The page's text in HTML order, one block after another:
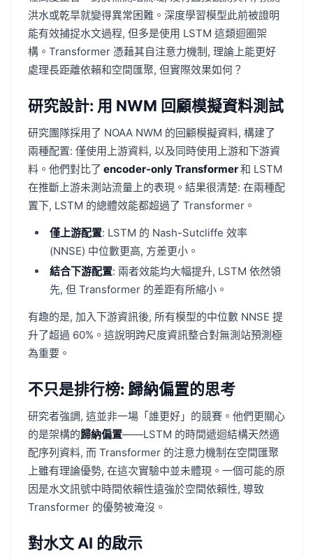
洪水或乾旱就變得異常困難。深度學習模型此前被證明
能有效捕捉水文過程, 但多是使用 LSTM 這類迴圈架
構。Transformer 憑藉其自注意力機制, 理論上能更好
處理長距離依賴和空間匯聚, 但實際效果如何？
研究設計: 用 NWM 回顧模擬資料測試
研究團隊採用了 NOAA NWM 的回顧模擬資料, 構建了
兩種配置: 僅使用上游資料, 以及同時使用上游和下游資
料。他們對比了 encoder-only Transformer和 LSTM
在推斷上游未測站流量上的表現。結果很清楚: 在兩種配
置下, LSTM 的總體效能都超過了 Transformer。
僅上游配置: LSTM 的 Nash-Sutcliffe 效率
(NNSE) 中位數更高, 方差更小。
結合下游配置: 兩者效能均大幅提升, LSTM 依然領
先, 但 Transformer 的差距有所縮小。
有趣的是, 加入下游資訊後, 所有模型的中位數 NNSE 提
升了超過 60%。這說明跨尺度資訊整合對無測站預測極
為重要。
不只是排行榜: 歸納偏置的思考
研究者強調, 這並非一場「誰更好」的競賽。他們更關心
的是架構的歸納偏置——LSTM 的時間遞迴結構天然適
配序列資料, 而 Transformer 的注意力機制在空間匯聚
上雖有理論優勢, 在這次實驗中並未體現。一個可能的原
因是水文訊號中時間依賴性遠強於空間依賴性, 導致
Transformer 的優勢被淹沒。
對水文 AI 的啟示